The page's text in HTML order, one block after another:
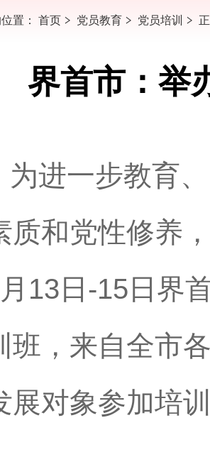
置： 首页 党员教育 党员培训
界首市：举
为进一步教育
质和党性修养
13日-15日界
班，来自全市
展对象参加培